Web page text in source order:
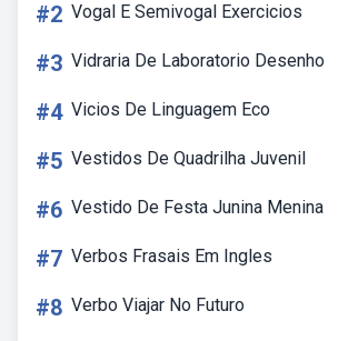
#2 Vogal E Semivogal Exercicios
#3 Vidraria De Laboratorio Desenho
#4 Vicios De Linguagem Eco
#5 Vestidos De Quadrilha Juvenil
#6 Vestido De Festa Junina Menina
#7 Verbos Frasais Em Ingles
#8 Verbo Viajar No Futuro